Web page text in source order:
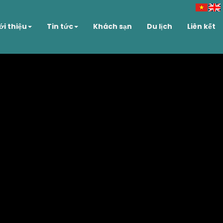
thiệu Tin tức Khách sạn Du lịch Liên kết